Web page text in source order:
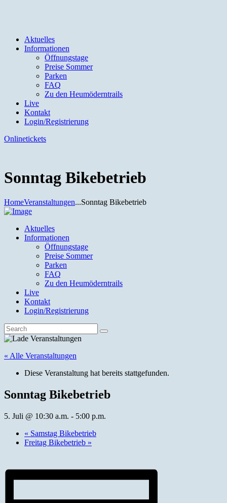
Aktuelles
Informationen
Öffnungstage
Preise Sommer
Parken
FAQ
Zu den Heumöderntrails
Live
Kontakt
Login/Registrierung
Onlinetickets
Sonntag Bikebetrieb
HomeVeranstaltungen...Sonntag Bikebetrieb
Aktuelles
Informationen
Öffnungstage
Preise Sommer
Parken
FAQ
Zu den Heumöderntrails
Live
Kontakt
Login/Registrierung
« Alle Veranstaltungen
Diese Veranstaltung hat bereits stattgefunden.
Sonntag Bikebetrieb
5. Juli @ 10:30 a.m. - 5:00 p.m.
« Samstag Bikebetrieb
Freitag Bikebetrieb »